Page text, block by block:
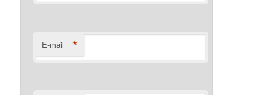
E-mail *